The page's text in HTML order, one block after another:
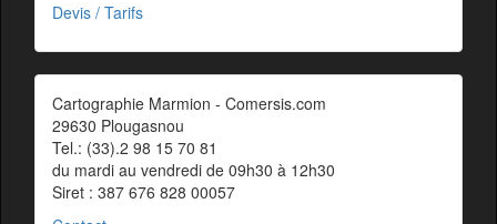
Devis / Tarifs
Cartographie Marmion - Comersis.com
29630 Plougasnou
Tel.: (33).2 98 15 70 81
du mardi au vendredi de 09h30 à 12h30
Siret : 387 676 828 00057